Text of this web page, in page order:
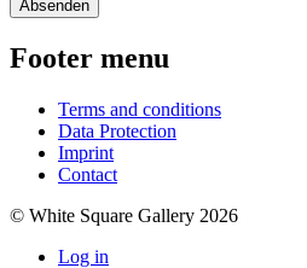
Footer menu
Terms and conditions
Data Protection
Imprint
Contact
© White Square Gallery 2026
Log in